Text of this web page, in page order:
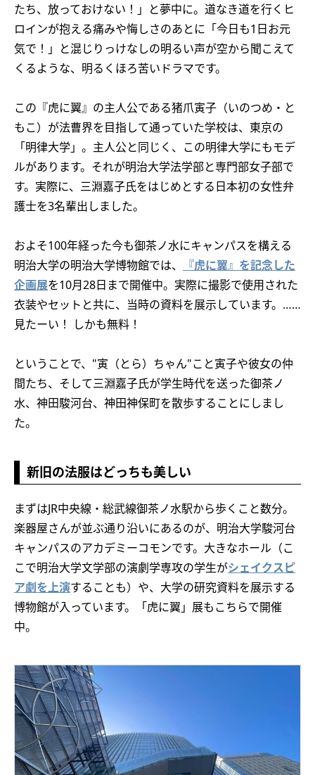
たち、放っておけない！」と夢中に。道なき道を行くヒ
ロインが抱える痛みや悔しさのあとに「今日も1日お元
気で！」と混じりっけなしの明るい声が空から聞こえて
くるような、明るくほろ苦いドラマです。
この『虎に翼』の主人公である猪爪寅子（いのつめ・と
もこ）が法曹界を目指して通っていた学校は、東京の
「明律大学」。主人公と同じく、この明律大学にもモデ
ルがあります。それが明治大学法学部と専門部女子部で
す。実際に、三淵嘉子氏をはじめとする日本初の女性弁
護士を3名輩出しました。
およそ100年経った今も御茶ノ水にキャンパスを構える
明治大学の明治大学博物館では、
『虎に翼』を記念した
企画展を10月28日まで開催中。実際に撮影で使用された
衣装やセットと共に、当時の資料を展示しています。……
見たーい！ しかも無料！
ということで、"寅（とら）ちゃん"こと寅子や彼女の仲
間たち、そして三淵嘉子氏が学生時代を送った御茶ノ
水、神田駿河台、神田神保町を散歩することにしまし
た。
新旧の法服はどっちも美しい
まずはJR中央線・総武線御茶ノ水駅から歩くこと数分。
楽器屋さんが並ぶ通り沿いにあるのが、明治大学駿河台
キャンパスのアカデミーコモンです。大きなホール（こ
こで明治大学文学部の演劇学専攻の学生がシェイクスピ
ア劇を上演することも）や、大学の研究資料を展示する
博物館が入っています。「虎に翼」展もこちらで開催
中。